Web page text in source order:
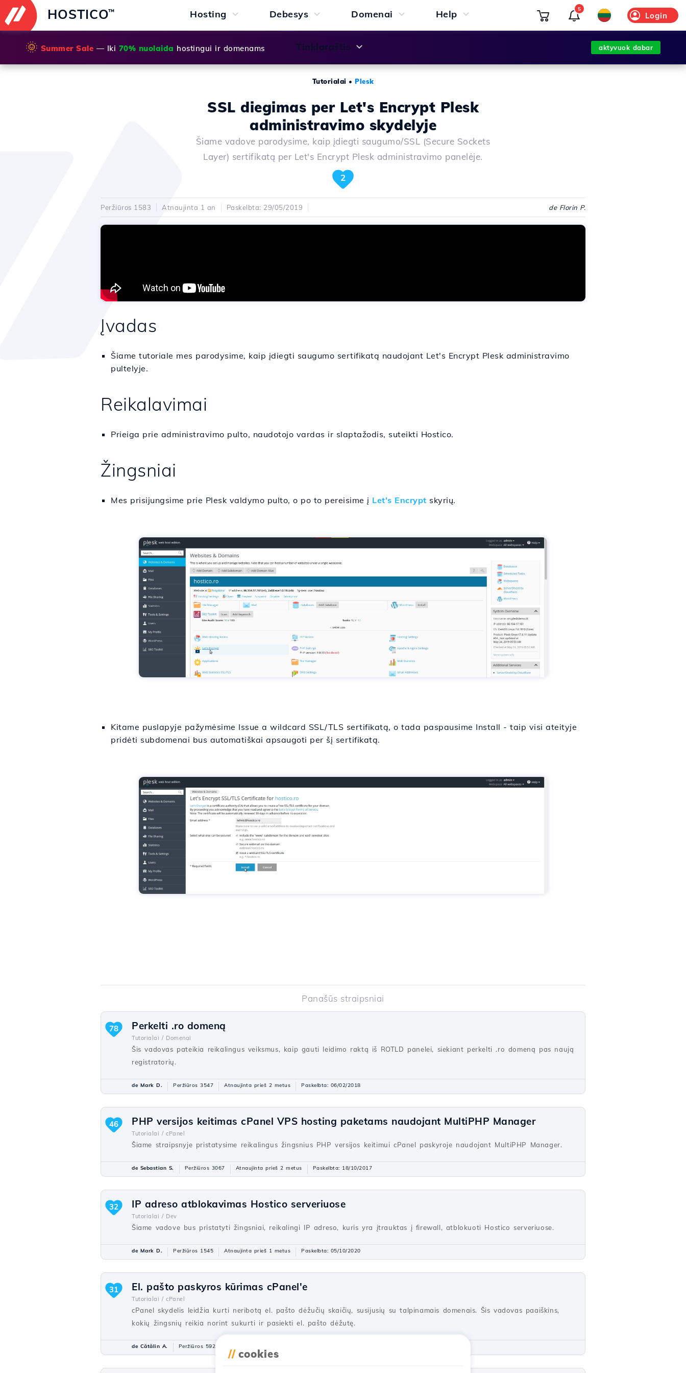
HOSTICO™ Hosting Debesys Domenai Help
Tinklaraštis
Login
5
🌞 Summer Sale — Iki 70% nuolaida hostingui ir domenams aktyvuok dabar
Tutorialai • Plesk
SSL diegimas per Let's Encrypt Plesk
administravimo skydelyje
Šiame vadove parodysime, kaip įdiegti saugumo/SSL (Secure Sockets
Layer) sertifikatą per Let's Encrypt Plesk administravimo panelėje.
2
Peržiūros 1583 Atnaujinta 1 an Paskelbta: 29/05/2019 de Florin P.
Įvadas
Šiame tutoriale mes parodysime, kaip įdiegti saugumo sertifikatą naudojant Let's Encrypt Plesk administravimo
pultelyje.
Reikalavimai
Prieiga prie administravimo pulto, naudotojo vardas ir slaptažodis, suteikti Hostico.
Žingsniai
Mes prisijungsime prie Plesk valdymo pulto, o po to pereisime į Let's Encrypt skyrių.
Kitame puslapyje pažymėsime Issue a wildcard SSL/TLS sertifikatą, o tada paspausime Install - taip visi ateityje
pridėti subdomenai bus automatiškai apsaugoti per šį sertifikatą.
Panašūs straipsniai
Perkelti .ro domeną
Tutorialai / Domenai
Šis vadovas pateikia reikalingus veiksmus, kaip gauti leidimo raktą iš ROTLD panelei, siekiant perkelti .ro domeną pas naują
registratorių.
78
de Mark D. Peržiūros 3547 Atnaujinta prieš 2 metus Paskelbta: 06/02/2018
PHP versijos keitimas cPanel VPS hosting paketams naudojant MultiPHP Manager
Tutorialai / cPanel
Šiame straipsnyje pristatysime reikalingus žingsnius PHP versijos keitimui cPanel paskyroje naudojant MultiPHP Manager.
46
de Sebastian S. Peržiūros 3067 Atnaujinta prieš 2 metus Paskelbta: 18/10/2017
IP adreso atblokavimas Hostico serveriuose
Tutorialai / Dev
Šiame vadove bus pristatyti žingsniai, reikalingi IP adreso, kuris yra įtrauktas į firewall, atblokuoti Hostico serveriuose.
32
de Mark D. Peržiūros 1545 Atnaujinta prieš 1 metus Paskelbta: 05/10/2020
El. pašto paskyros kūrimas cPanel'e
Tutorialai / cPanel
cPanel skydelis leidžia kurti neribotą el. pašto dėžučių skaičių, susijusių su talpinamais domenais. Šis vadovas paaiškins,
kokių žingsnių reikia norint sukurti ir pasiekti el. pašto dėžutę.
31
de Cătălin A. Peržiūros 5923
// cookies